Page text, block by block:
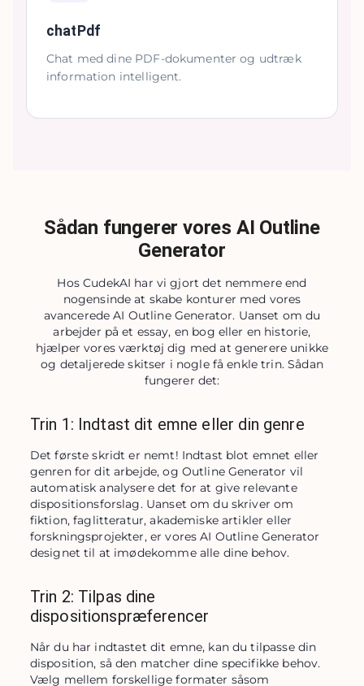
chatPdf
Chat med dine PDF-dokumenter og udtræk
information intelligent.
Sådan fungerer vores AI Outline
Generator
Hos CudekAI har vi gjort det nemmere end
nogensinde at skabe konturer med vores
avancerede AI Outline Generator. Uanset om du
arbejder på et essay, en bog eller en historie,
hjælper vores værktøj dig med at generere unikke
og detaljerede skitser i nogle få enkle trin. Sådan
fungerer det:
Trin 1: Indtast dit emne eller din genre
Det første skridt er nemt! Indtast blot emnet eller
genren for dit arbejde, og Outline Generator vil
automatisk analysere det for at give relevante
dispositionsforslag. Uanset om du skriver om
fiktion, faglitteratur, akademiske artikler eller
forskningsprojekter, er vores AI Outline Generator
designet til at imødekomme alle dine behov.
Trin 2: Tilpas dine
dispositionspræferencer
Når du har indtastet dit emne, kan du tilpasse din
disposition, så den matcher dine specifikke behov.
Vælg mellem forskellige formater såsom